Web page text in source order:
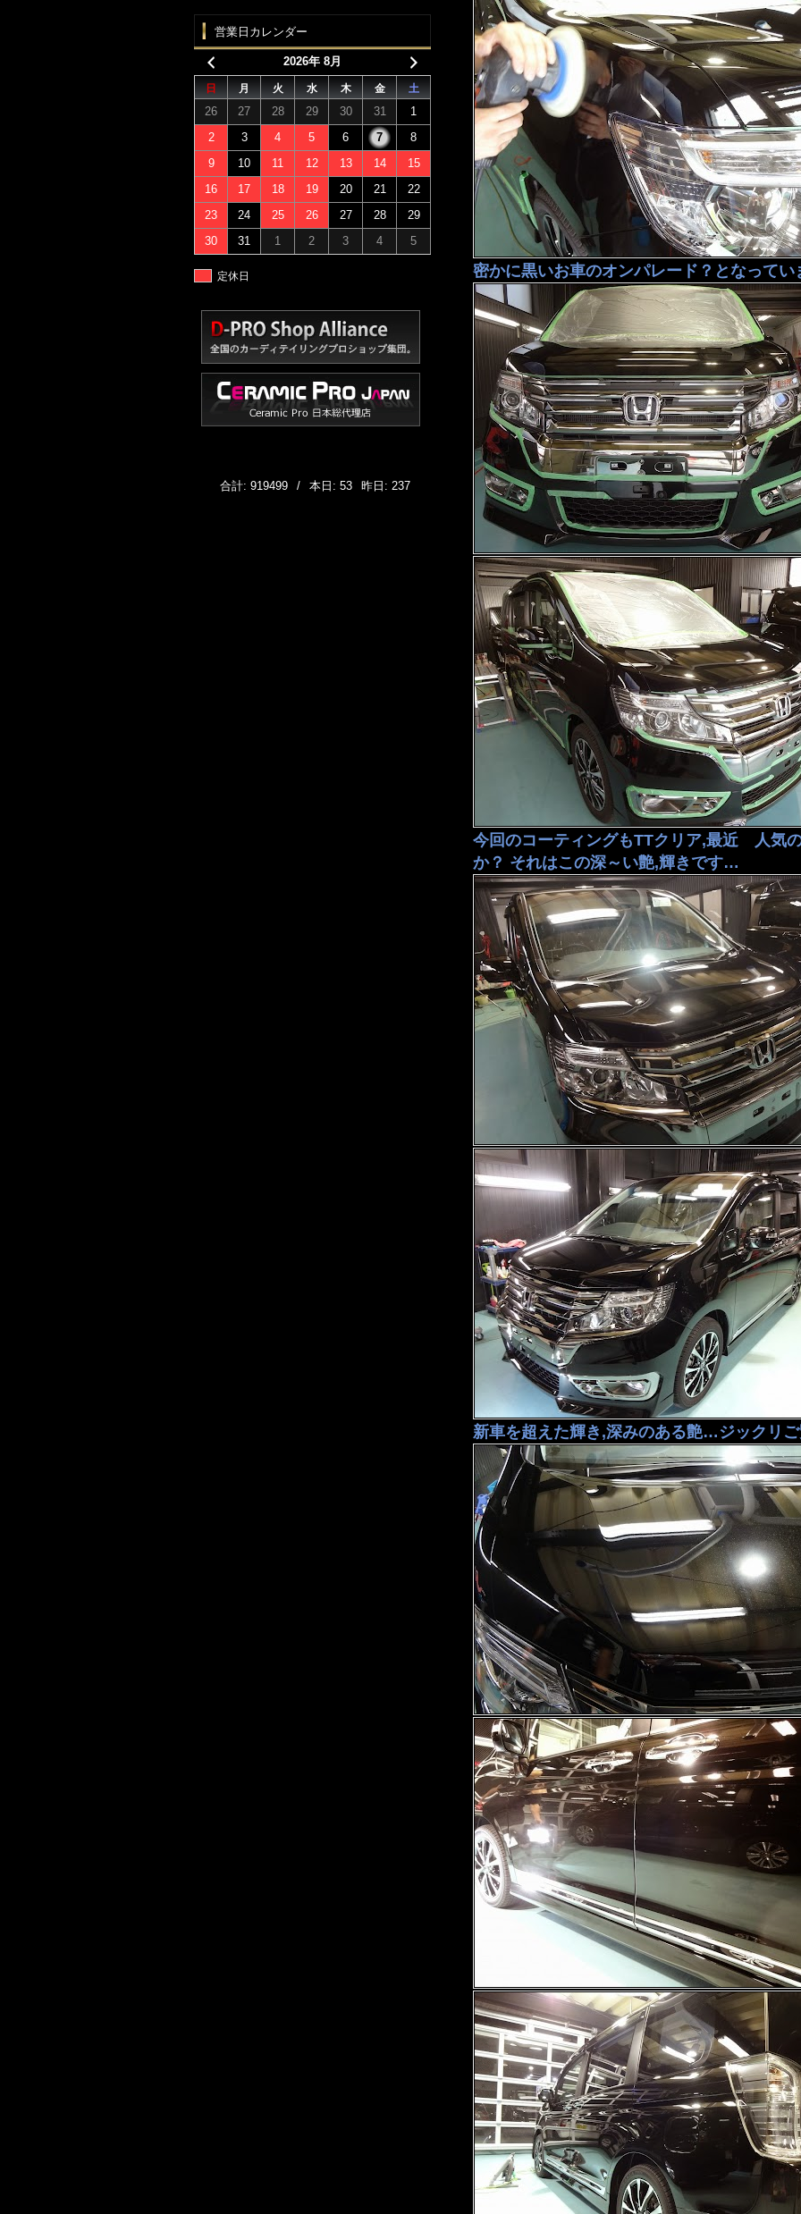
密かに黒いお車のオンパレード？となってい
今回のコーティングもTTクリア,最近 人気
か？ それはこの深～い艶,輝きです…
新車を超えた輝き,深みのある艶…ジックリ
営業日カレンダー
2026年 8月
日 月 火 水 木 金 土
26 27 28 29 30 31
1
2
3 4 5 6 7
8
9
10 11 12 13 14
15
16
17 18 19 20 21
22
23
24 25 26 27 28
29
30
31 1 2 3 4 5
定休日
合計: 919499 / 本日: 53 昨日: 237